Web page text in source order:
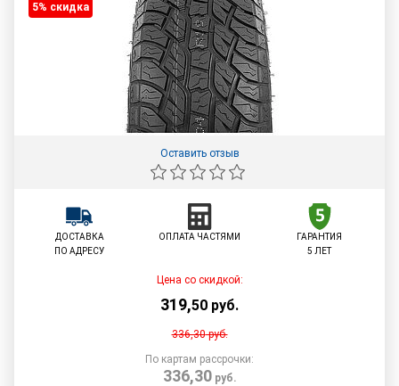
5% cкидка
Оставить отзыв
ДОСТАВКА
ПО АДРЕСУ
ОПЛАТА ЧАСТЯМИ
ГАРАНТИЯ
5 ЛЕТ
Цена со скидкой:
319,50 руб.
336,30руб.
По картам рассрочки:
336,30руб.